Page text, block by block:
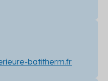
batitherm.fr